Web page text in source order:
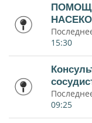
15:30
09:25